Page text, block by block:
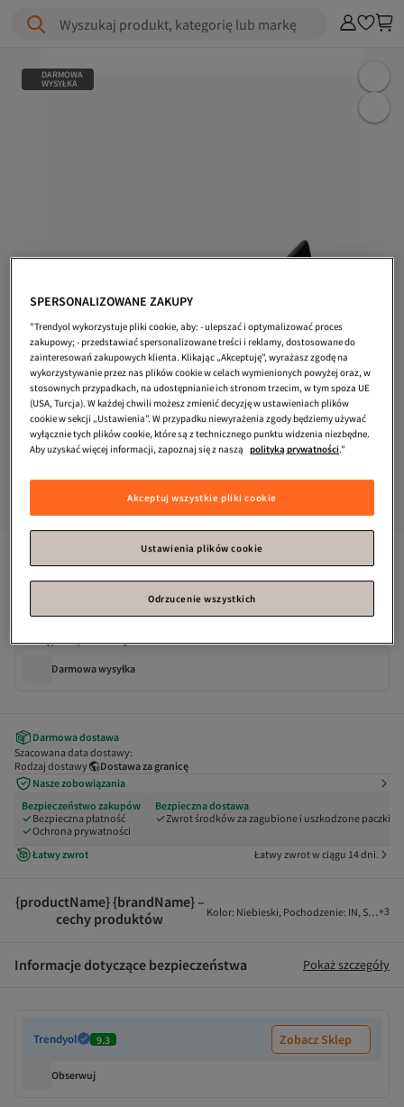
Wyszukaj produkt, kategorię lub markę
DARMOWA
WYSYŁKA
Męski pasek TH Flag Signature, 100% skóra,
granatowy
Darmowa wysyłka
Darmowa dostawa
Szacowana data dostawy:
Rodzaj dostawy
Dostawa za granicę
Nasze zobowiązania
Bezpieczeństwo zakupów
Bezpieczna płatność
Ochrona prywatności
Bezpieczna dostawa
Zwrot środków za zagubione i uszkodzone paczki
Łatwy zwrot Łatwy zwrot w ciągu 14 dni.
{productName} {brandName} –
cechy produktów
Kolor: Niebieski, Pochodzenie: IN, Skład
+3
Informacje dotyczące bezpieczeństwa Pokaż szczegóły
Trendyol 9.3 Zobacz Sklep
Obserwuj
SPERSONALIZOWANE ZAKUPY
"Trendyol wykorzystuje pliki cookie, aby: - ulepszać i optymalizować proces
zakupowy; - przedstawiać spersonalizowane treści i reklamy, dostosowane do
zainteresowań zakupowych klienta. Klikając „Akceptuję”, wyrażasz zgodę na
wykorzystywanie przez nas plików cookie w celach wymienionych powyżej oraz, w
stosownych przypadkach, na udostępnianie ich stronom trzecim, w tym spoza UE
(USA, Turcja). W każdej chwili możesz zmienić decyzję w ustawieniach plików
cookie w sekcji „Ustawienia”. W przypadku niewyrażenia zgody będziemy używać
wyłącznie tych plików cookie, które są z technicznego punktu widzenia niezbędne.
Aby uzyskać więcej informacji, zapoznaj się z naszą polityką prywatności."
Akceptuj wszystkie pliki cookie
Ustawienia plików cookie
Odrzucenie wszystkich